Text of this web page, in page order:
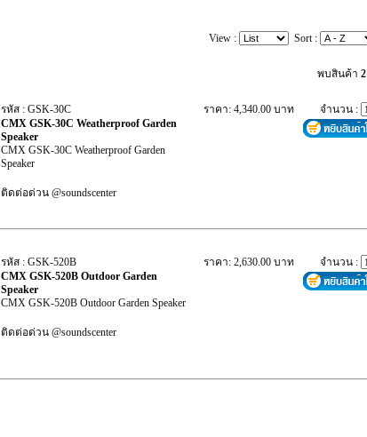
View : Sort :
พบสินค้า2
รหัส : GSK-30C
CMX GSK-30C Weatherproof Garden
Speaker
CMX GSK-30C Weatherproof Garden
Speaker
ติดต่อด่วน @soundscenter
ราคา: 4,340.00 บาท จำนวน :
รหัส : GSK-520B
CMX GSK-520B Outdoor Garden
Speaker
CMX GSK-520B Outdoor Garden Speaker
ติดต่อด่วน @soundscenter
ราคา: 2,630.00 บาท จำนวน :